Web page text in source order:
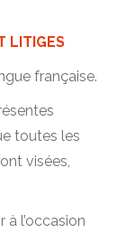
LITIGES
française.
toutes les
visées,
à l’occasion